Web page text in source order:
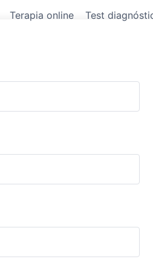
Terapia online Test